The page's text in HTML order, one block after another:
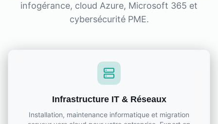
infogérance, cloud Azure, Microsoft 365 et
cybersécurité PME.
Infrastructure IT & Réseaux
Installation, maintenance informatique et migration